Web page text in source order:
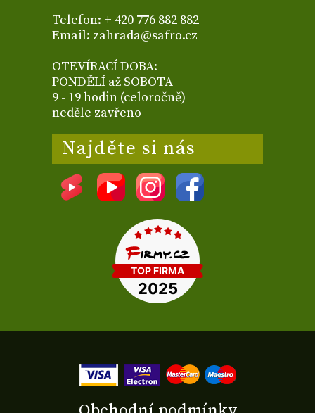
Telefon: + 420 776 882 882
Email: zahrada@safro.cz
OTEVÍRACÍ DOBA:
PONDĚLÍ až SOBOTA
9 - 19 hodin (celoročně)
neděle zavřeno
Najděte si nás